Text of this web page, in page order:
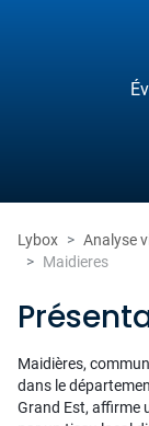
Lybox Analyse
Maidieres
Maidières,
dans le
Grand Est, affirme